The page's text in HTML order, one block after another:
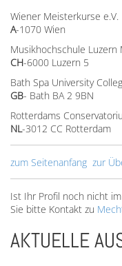
Wiener Meisterkurse e.V.
A-1070 Wien
Musikhochschule Luzern
CH-6000 Luzern 5
Bath Spa University
GB- Bath BA 2 9BN
Rotterdams
NL-3012 CC Rotterdam
zum Seitenanfang zur
Ist Ihr Profil noch nicht
Sie bitte Kontakt zu
AKTUELLE